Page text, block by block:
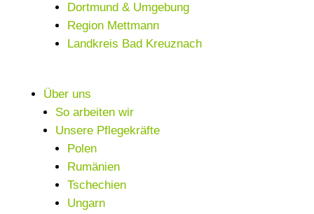
Dortmund & Umgebung
Region Mettmann
Landkreis Bad Kreuznach
Über uns
So arbeiten wir
Unsere Pflegekräfte
Polen
Rumänien
Tschechien
Ungarn